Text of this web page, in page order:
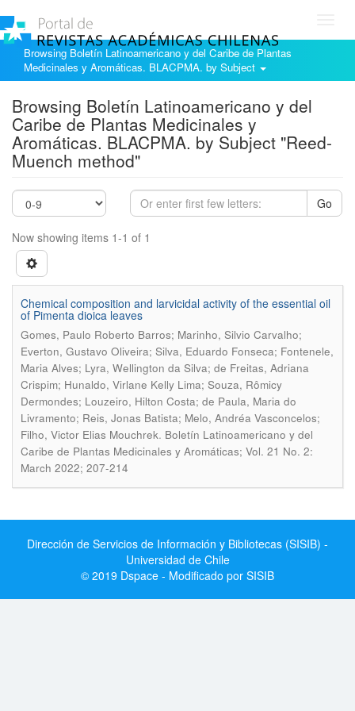
Browsing Boletín Latinoamericano y del Caribe de Plantas
Medicinales y Aromáticas. BLACPMA. by Subject
Browsing Boletín Latinoamericano y del
Caribe de Plantas Medicinales y
Aromáticas. BLACPMA. by Subject "Reed-
Muench method"
Go
Now showing items 1-1 of 1
Chemical composition and larvicidal activity of the essential oil
of Pimenta dioica leaves
Gomes, Paulo Roberto Barros; Marinho, Silvio Carvalho;
Everton, Gustavo Oliveira; Silva, Eduardo Fonseca; Fontenele,
Maria Alves; Lyra, Wellington da Silva; de Freitas, Adriana
Crispim; Hunaldo, Virlane Kelly Lima; Souza, Rômicy
Dermondes; Louzeiro, Hilton Costa; de Paula, Maria do
Livramento; Reis, Jonas Batista; Melo, Andréa Vasconcelos;
Filho, Victor Elias Mouchrek. Boletín Latinoamericano y del
Caribe de Plantas Medicinales y Aromáticas; Vol. 21 No. 2:
March 2022; 207-214
Dirección de Servicios de Información y Bibliotecas (SISIB) -
Universidad de Chile
© 2019 Dspace - Modificado por SISIB